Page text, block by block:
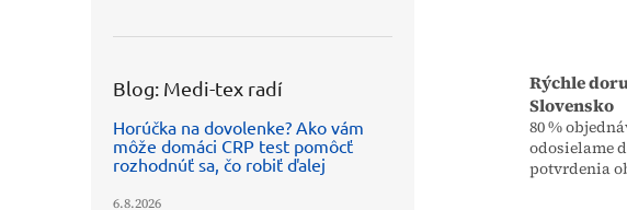
Blog: Medi-tex radí
Horúčka na dovolenke? Ako vám
môže domáci CRP test pomôcť
rozhodnúť sa, čo robiť ďalej
6.8.2026
Rýchle
Slovensko
80 %
odosielame
potvrdenia